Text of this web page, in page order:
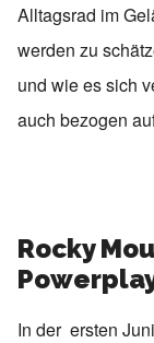
Alltagsrad im
werden zu
und wie es sich
auch bezogen
Rocky
In der ersten